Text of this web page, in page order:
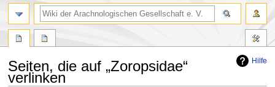
Hilfe
Seiten, die auf „Zoropsidae“
verlinken